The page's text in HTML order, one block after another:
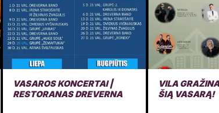
VASAROS KONCERTAI |
RESTORANAS DREVERNA
VILA
ŠIĄ VASARĄ!